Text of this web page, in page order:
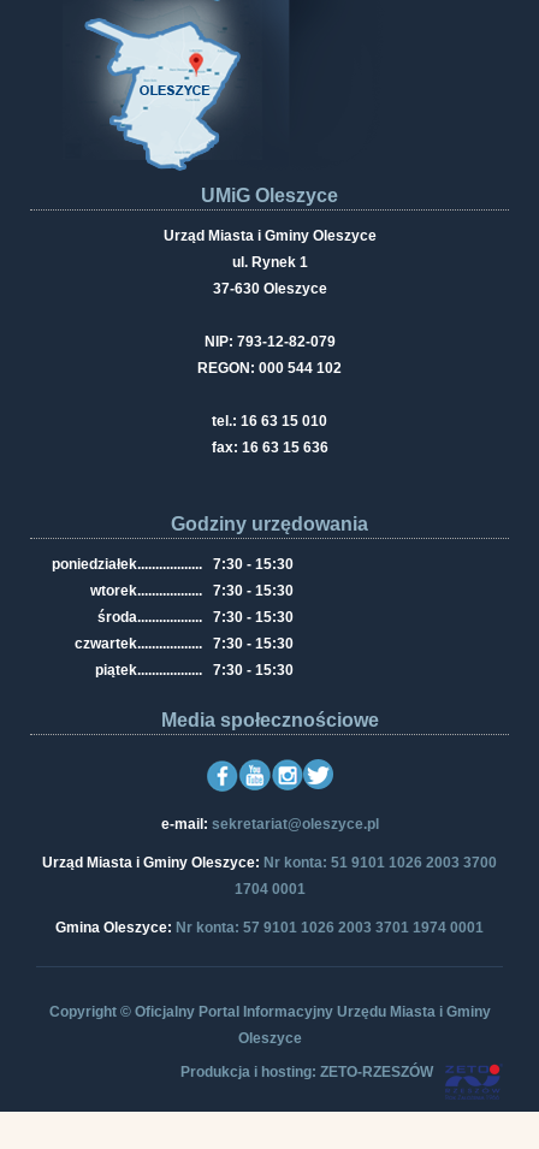
UMiG Oleszyce
Urząd Miasta i Gminy Oleszyce
ul. Rynek 1
37-630 Oleszyce
NIP: 793-12-82-079
REGON: 000 544 102
tel.: 16 63 15 010
fax: 16 63 15 636
Godziny urzędowania
poniedziałek..................
7:30 - 15:30
wtorek..................
7:30 - 15:30
środa..................
7:30 - 15:30
czwartek..................
7:30 - 15:30
piątek.................. 7:30 - 15:30
Media społecznościowe
e-mail: sekretariat@oleszyce.pl
Urząd Miasta i Gminy Oleszyce: Nr konta: 51 9101 1026 2003 3700
1704 0001
Gmina Oleszyce: Nr konta: 57 9101 1026 2003 3701 1974 0001
Copyright © Oficjalny Portal Informacyjny Urzędu Miasta i Gminy
Oleszyce
Produkcja i hosting: ZETO-RZESZÓW